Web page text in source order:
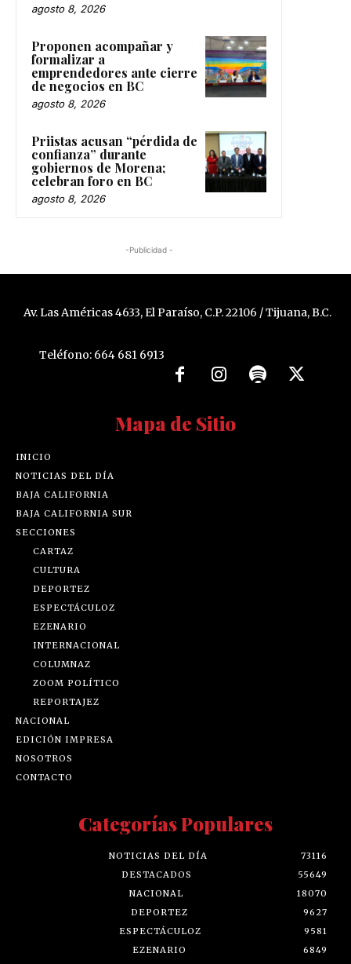
agosto 8, 2026
Proponen acompañar y
formalizar a
emprendedores ante cierre
de negocios en BC
agosto 8, 2026
Priistas acusan “pérdida de
confianza” durante
gobiernos de Morena;
celebran foro en BC
agosto 8, 2026
-Publicidad -
Av. Las Américas 4633, El Paraíso, C.P. 22106 / Tijuana, B.C.
Teléfono: 664 681 6913
Mapa de Sitio
INICIO
NOTICIAS DEL DÍA
BAJA CALIFORNIA
BAJA CALIFORNIA SUR
SECCIONES
CARTAZ
CULTURA
DEPORTEZ
ESPECTÁCULOZ
EZENARIO
INTERNACIONAL
COLUMNAZ
ZOOM POLÍTICO
REPORTAJEZ
NACIONAL
EDICIÓN IMPRESA
NOSOTROS
CONTACTO
Categorías Populares
NOTICIAS DEL DÍA
73116
DESTACADOS
55649
NACIONAL
18070
DEPORTEZ
9627
ESPECTÁCULOZ
9581
EZENARIO
6849